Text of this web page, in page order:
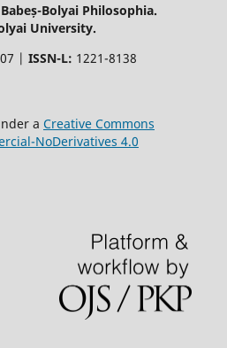
Bolyai Philosophia.
University.
| ISSN-L: 1221-8138
a Creative Commons
NoDerivatives 4.0